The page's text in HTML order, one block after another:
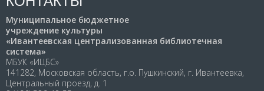
Муниципальное бюджетное
учреждение культуры
«Ивантеевская централизованная библиотечная
система»
МБУК «ИЦБС»
141282, Московская область, г.о. Пушкинский, г. Ивантеевка,
Центральный проезд, д. 1